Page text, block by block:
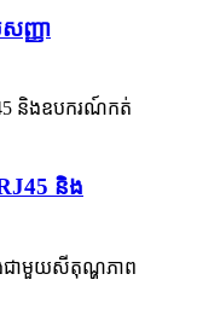
ញ្ញា
និង